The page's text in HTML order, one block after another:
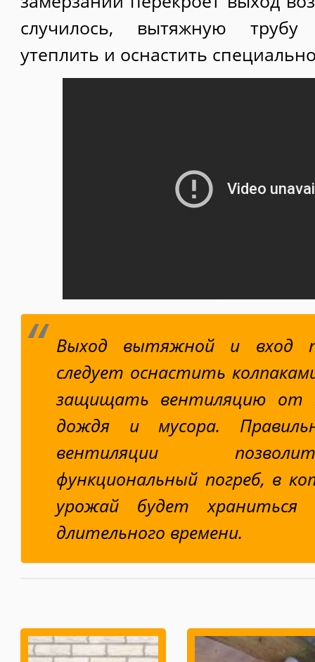
случилось, вытяжную трубу
утеплить и оснастить
Выход вытяжной и вход
следует оснастить
защищать вентиляцию от
дождя и мусора.
вентиляции
функциональный погреб, в
урожай будет
длительного времени.